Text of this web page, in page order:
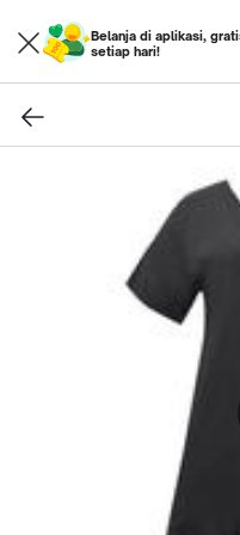
Belanja di aplikasi,
setiap hari!